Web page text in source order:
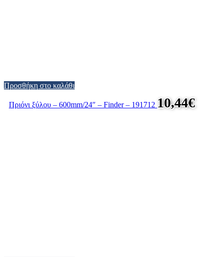
Προσθήκη στο καλάθι
Πριόνι ξύλου – 600mm/24″ – Finder – 191712 10,44€